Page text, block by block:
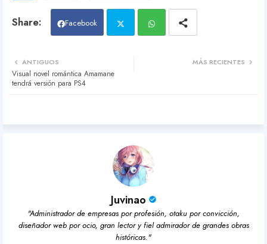
Facebook
MÁS RECIENTES
ANTIGUOS
Visual novel romántica Amamane
tendrá versión para PS4
Juvinao
"Administrador de empresas por profesión, otaku por convicción,
diseñador web por ocio, gran lector y fiel admirador de grandes obras
históricas."